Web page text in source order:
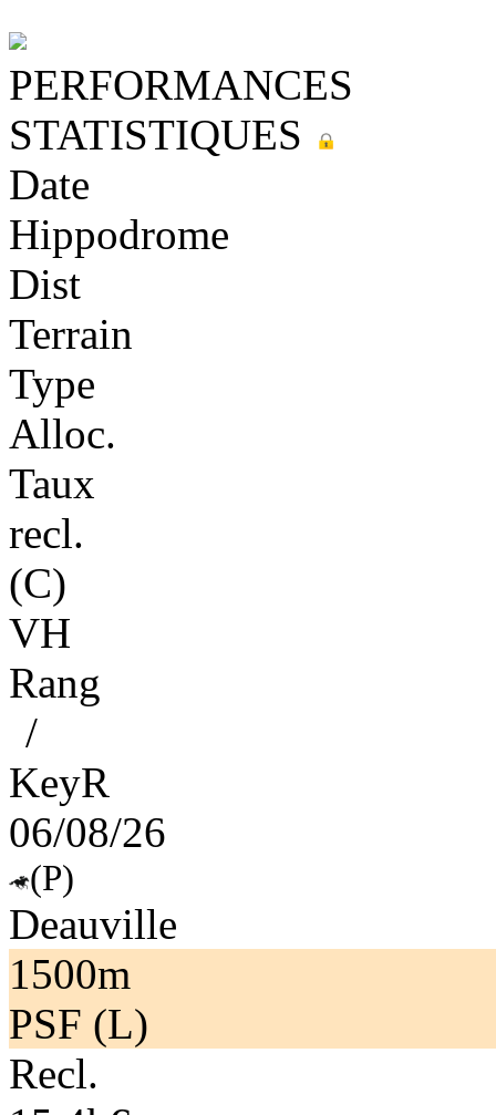
PERFORMANCES
STATISTIQUES
Date
Hippodrome
Dist
Terrain
Type
Alloc.
Taux
recl.
(C)
VH
Rang
/
KeyR
06/08/26
(P)
Deauville
1500m
PSF (L)
Recl.